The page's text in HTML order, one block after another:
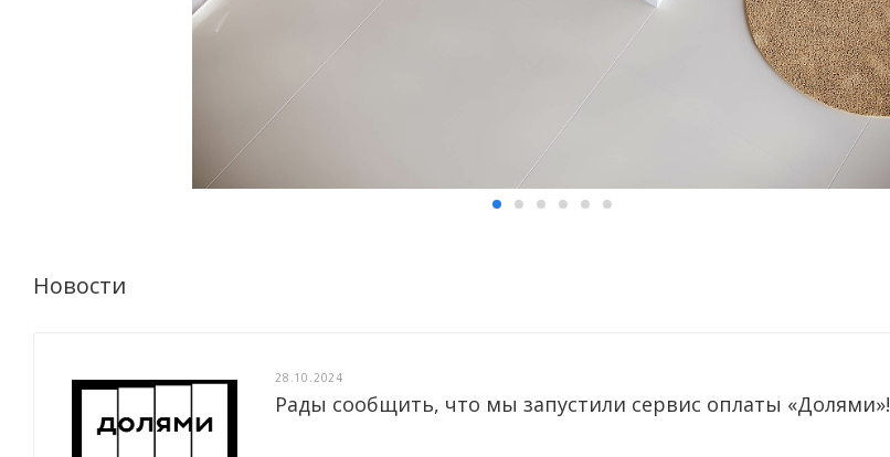
Новости
28.10.2024
Рады сообщить, что мы запустили сервис оплаты «Долями»!